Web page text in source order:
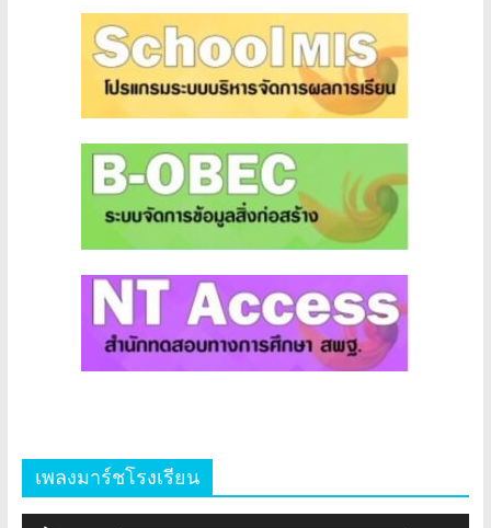
เพลงมาร์ชโรงเรียน